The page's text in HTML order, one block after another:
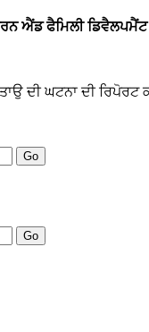
ਐਂਡ ਫੈਮਿਲੀ
ਦੀ ਘਟਨਾ ਦੀ